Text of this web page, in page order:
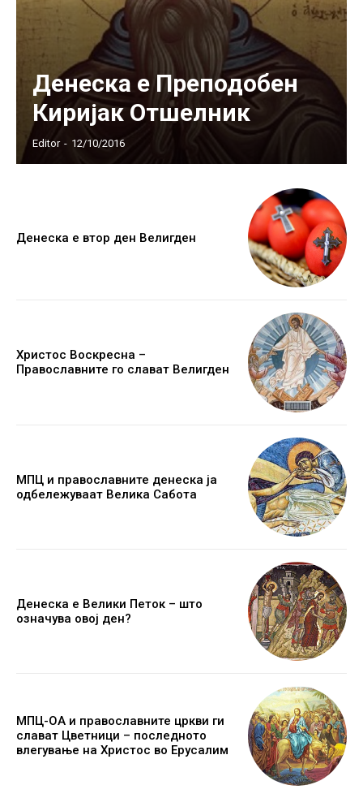
Денеска е Преподобен
Киријак Отшелник
Editor - 12/10/2016
Денеска е втор ден Велигден
Христос Воскресна –
Православните го слават Велигден
МПЦ и православните денеска ја
одбележуваат Велика Сабота
Денеска е Велики Петок – што
означува овој ден?
МПЦ-ОА и православните цркви ги
слават Цветници – последното
влегување на Христос во Ерусалим